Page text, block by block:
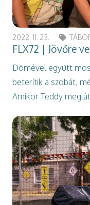
2022. 11. 23.
FLX72 | Jövőre
Dömével együtt
beterítik a szobát,
Amikor Teddy